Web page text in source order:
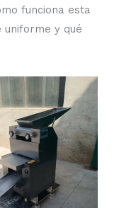
funciona esta
y qué